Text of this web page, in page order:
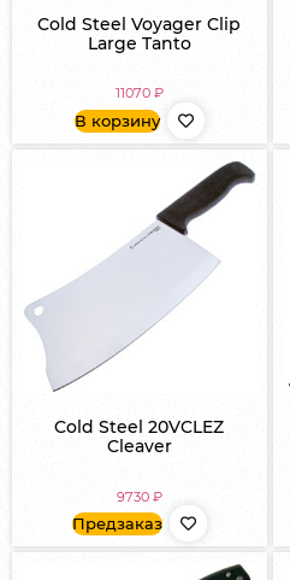
Cold Steel Voyager Clip
Large Tanto
11070 ₽
В корзину
Cold Steel 20VCLEZ
Cleaver
9730 ₽
Предзаказ